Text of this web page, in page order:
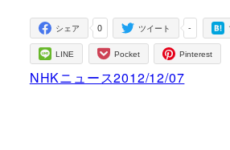
0
シェア -
ツイート
LINE Pocket Pinterest
NHKニュース2012/12/07